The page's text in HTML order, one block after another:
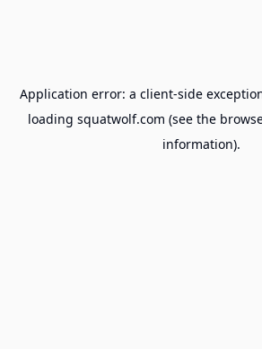
Application error: a client-side
loading squatwolf.com (see the
information).